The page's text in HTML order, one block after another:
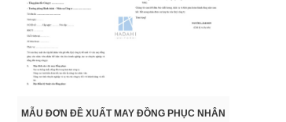
MẪU ĐƠN ĐỀ XUẤT MAY ĐỒNG PHỤC NHÂN